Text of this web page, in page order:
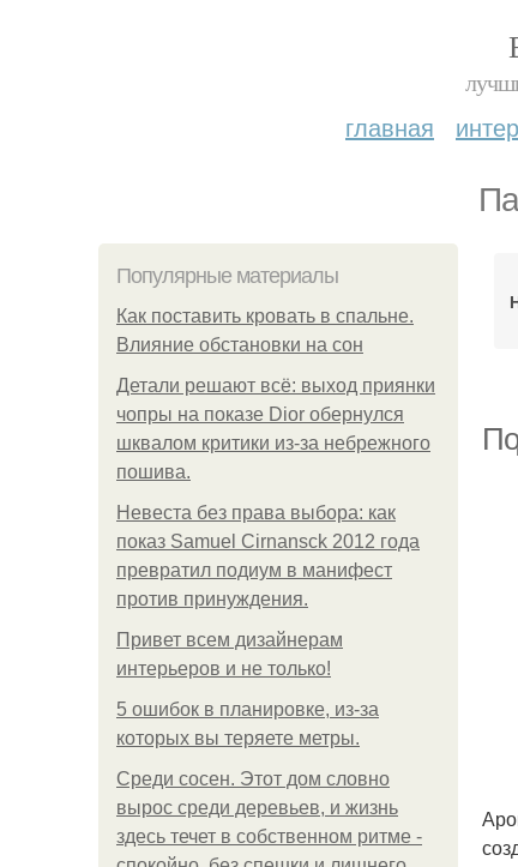
главная
Популярные материалы
Как поставить кровать в спальне.
Влияние обстановки на сон
Детали решают всё: выход приянки
чопры на показе Dior обернулся
шквалом критики из-за небрежного
пошива.
Невеста без права выбора: как
показ Samuel Cirnansck 2012 года
превратил подиум в манифест
против принуждения.
Привет всем дизайнерам
интерьеров и не только!
5 ошибок в планировке, из-за
которых вы теряете метры.
Среди сосен. Этот дом словно
вырос среди деревьев, и жизнь
здесь течет в собственном ритме -